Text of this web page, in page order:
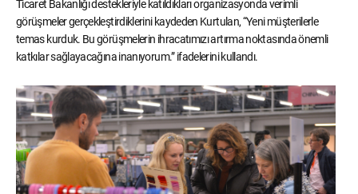
Ticaret Bakanlığı destekleriyle katıldıkları organizasyonda verimli
görüşmeler gerçekleştirdiklerini kaydeden Kurtulan, “Yeni müşterilerle
temas kurduk. Bu görüşmelerin ihracatımızı artırma noktasında önemli
katkılar sağlayacağına inanıyorum.” ifadelerini kullandı.